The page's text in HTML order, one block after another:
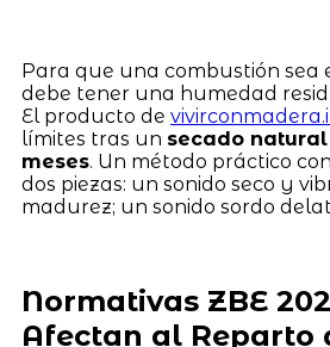
Para que una combustión sea
debe tener una humedad
El producto de
límites tras un secado natural
meses. Un método práctico
dos piezas: un sonido seco y
madurez; un sonido sordo
Normativas ZBE
Afectan al Reparto